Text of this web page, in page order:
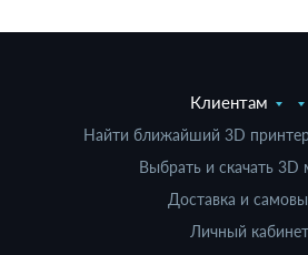
Клиентам
Найти ближайший 3D принтер
Выбрать и скачать 3D
Доставка и
Личный кабинет